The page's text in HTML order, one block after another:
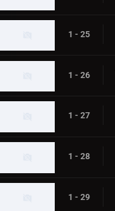
1 - 25
1 - 26
1 - 27
1 - 28
1 - 29